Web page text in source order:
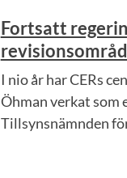
Fortsatt
I nio år har CERs
Öhman verkat som
Tillsynsnämnden